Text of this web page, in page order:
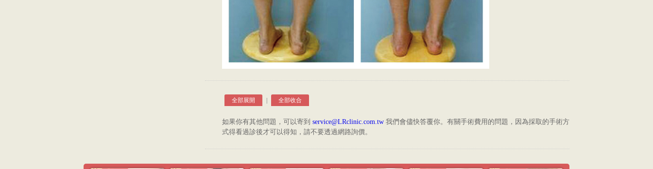
全部展開 | 全部收合
如果你有其他問題，可以寄到 service@LRclinic.com.tw 我們會儘快答覆你。有關手術費用的問題，因為採取的手術方
式得看過診後才可以得知，請不要透過網路詢價。